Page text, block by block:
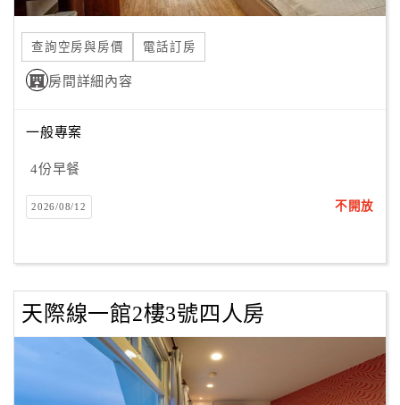
合
作
提
案
店
作
商
合
作
查詢空房與房價 電話訂房
房間詳細內容
一般專案
4份早餐
2026/08/12 不開放
天際線一館2樓3號四人房